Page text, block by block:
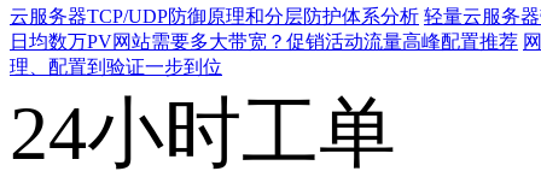
云服务器TCP/UDP防御原理和分层防护体系分析 轻量云服务
日均数万PV网站需要多大带宽？促销活动流量高峰配置推荐
理、配置到验证一步到位
24小时工单